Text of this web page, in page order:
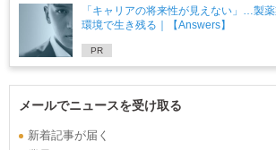
「キャリアの将来性が見えない」…製
環境で生き残る｜【Answers】
PR
メールでニュースを受け取る
新着記事が届く